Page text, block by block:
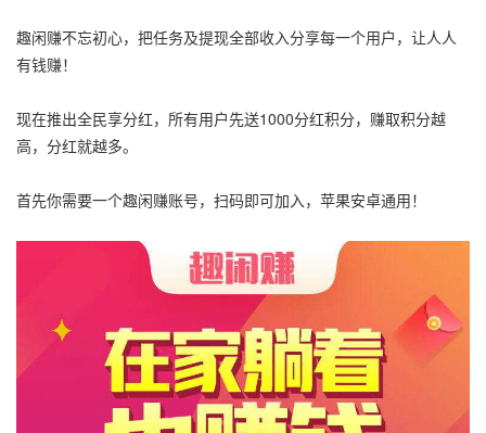
趣闲赚不忘初心，把任务及提现全部收入分享每一个用户，让人人
有钱赚！
现在推出全民享分红，所有用户先送1000分红积分，赚取积分越
高，分红就越多。
首先你需要一个趣闲赚账号，扫码即可加入，苹果安卓通用！